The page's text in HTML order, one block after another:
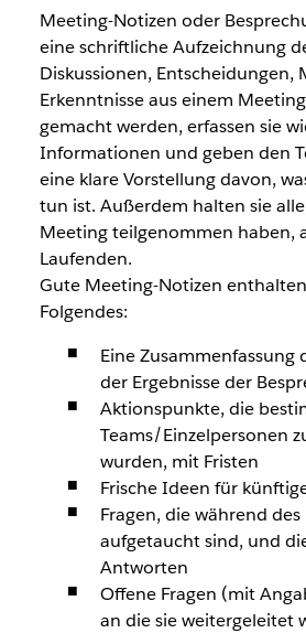
Meeting-Notizen oder
eine schriftliche Aufzeichnung
Diskussionen, Entscheidungen,
Erkenntnisse aus einem
gemacht werden, erfassen sie
Informationen und geben den
eine klare Vorstellung davon,
tun ist. Außerdem halten sie
Meeting teilgenommen haben,
Laufenden.
Gute Meeting-Notizen
Folgendes:
Eine Zusammenfassung
der Ergebnisse der
Aktionspunkte, die
Teams/Einzelpersonen
wurden, mit Fristen
Frische Ideen für
Fragen, die während
aufgetaucht sind, und
Antworten
Offene Fragen (mit
an die sie weitergeleitet